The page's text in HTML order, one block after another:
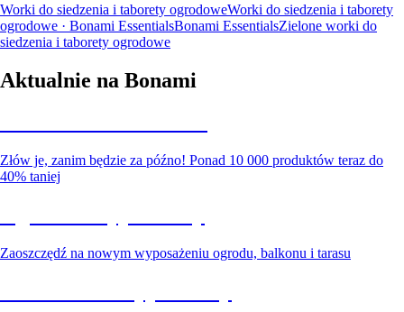
Worki do siedzenia i taborety ogrodoweWorki do siedzenia i taborety
ogrodowe · Bonami EssentialsBonami EssentialsZielone worki do
siedzenia i taborety ogrodowe
Aktualnie na Bonami
Złów je, zanim będzie za późno! Ponad 10 000 produktów teraz do
40% taniej
Zaoszczędź na nowym wyposażeniu ogrodu, balkonu i tarasu